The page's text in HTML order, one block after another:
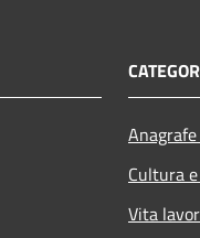
Cultura
Vita